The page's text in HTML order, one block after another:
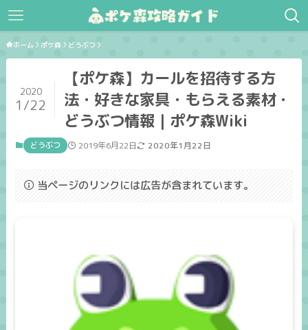
ホーム ポケ森 どうぶつ
【ポケ森】カールを招待する方
法・好きな家具・もらえる素材・
どうぶつ情報｜ポケ森Wiki
2020
1/22
どうぶつ 2019年6月22日 2020年1月22日
当ページのリンクには広告が含まれています。